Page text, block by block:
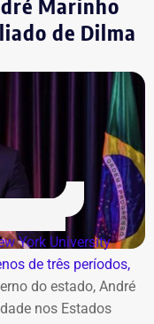
Marinho
de Dilma
York University
de três períodos,
do estado, André
nos Estados